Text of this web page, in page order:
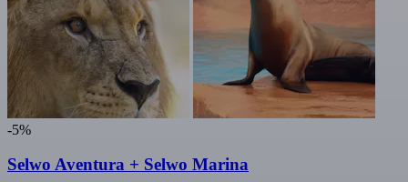
-5%
Selwo Aventura + Selwo Marina